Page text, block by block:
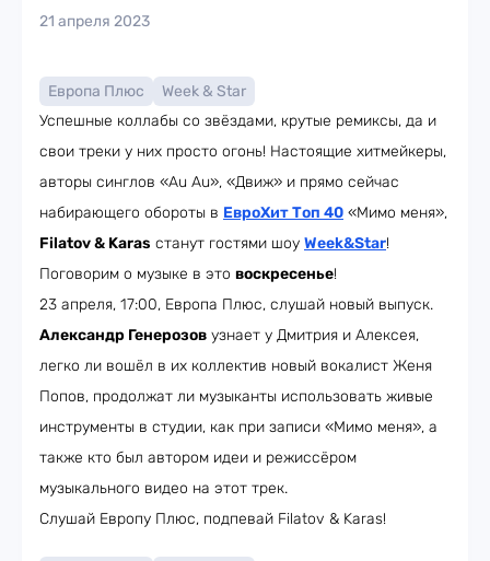
21 апреля 2023
Европа Плюс
Week & Star
Успешные коллабы со звёздами, крутые ремиксы, да и
свои треки у них просто огонь! Настоящие хитмейкеры,
авторы синглов «Au Au», «Движ» и прямо сейчас
набирающего обороты в ЕвроХит Топ 40 «Мимо меня»,
Filatov & Karas станут гостями шоу Week&Star!
Поговорим о музыке в это воскресенье!
23 апреля, 17:00, Европа Плюс, слушай новый выпуск.
Александр Генерозов узнает у Дмитрия и Алексея,
легко ли вошёл в их коллектив новый вокалист Женя
Попов, продолжат ли музыканты использовать живые
инструменты в студии, как при записи «Мимо меня», а
также кто был автором идеи и режиссёром
музыкального видео на этот трек.
Слушай Европу Плюс, подпевай Filatov & Karas!